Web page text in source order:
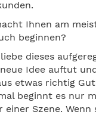
Ihnen am
beginnen?
dieses
Idee auftut
etwas richtig
beginnt es nur
einer Szene. Wenn